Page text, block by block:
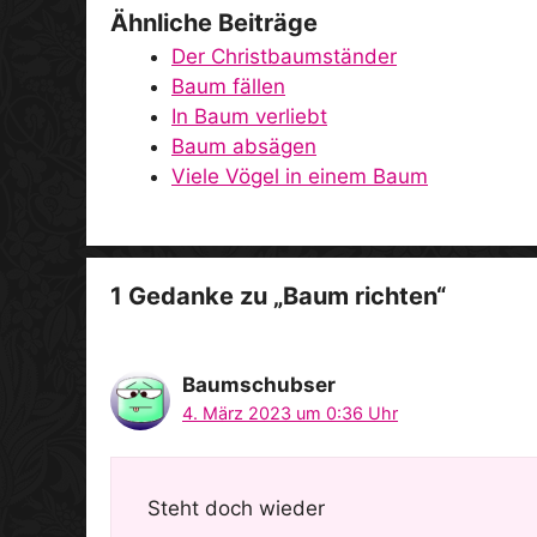
Ähnliche Beiträge
Der Christbaumständer
Baum fällen
In Baum verliebt
Baum absägen
Viele Vögel in einem Baum
1 Gedanke zu „Baum richten“
Baumschubser
4. März 2023 um 0:36 Uhr
Steht doch wieder